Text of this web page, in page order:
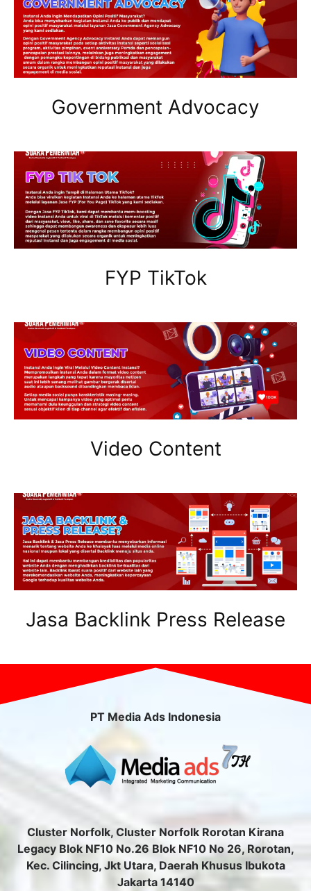
Government Advocacy
FYP TikTok
Video Content
Jasa Backlink Press Release
PT Media Ads Indonesia
Cluster Norfolk, Cluster Norfolk Rorotan Kirana
Legacy Blok NF10 No.26 Blok NF10 No 26, Rorotan,
Kec. Cilincing, Jkt Utara, Daerah Khusus Ibukota
Jakarta 14140